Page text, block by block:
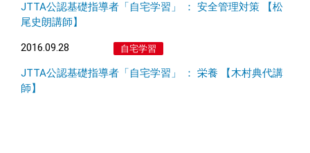
JTTA公認基礎指導者「自宅学習」 ： 安全管理対策 【松
尾史朗講師】
2016.09.28 自宅学習
JTTA公認基礎指導者「自宅学習」 ： 栄養 【木村典代講
師】